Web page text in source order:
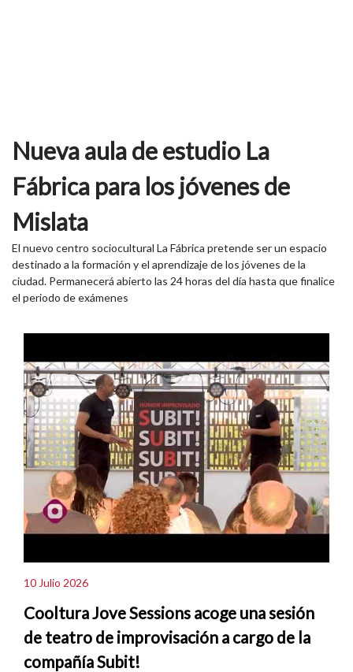
Nueva aula de estudio La
Fábrica para los jóvenes de
Mislata
El nuevo centro sociocultural La Fábrica pretende ser un espacio
destinado a la formación y el aprendizaje de los jóvenes de la
ciudad. Permanecerá abierto las 24 horas del día hasta que finalice
el periodo de exámenes
10 Julio 2026
Cooltura Jove Sessions acoge una sesión
de teatro de improvisación a cargo de la
compañía Subit!